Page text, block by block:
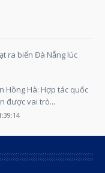
ra biển Đà Nẵng lúc
Hồng Hà: Hợp tác quốc
được vai trò...